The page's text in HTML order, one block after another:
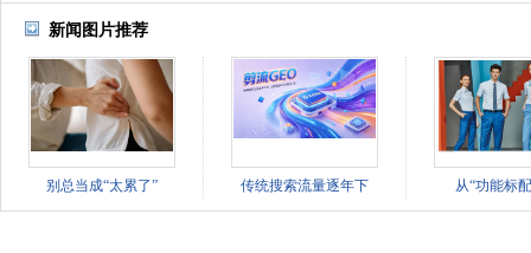
新闻图片推荐
别总当成“太累了” 传统搜索流量逐年下 从“功能标